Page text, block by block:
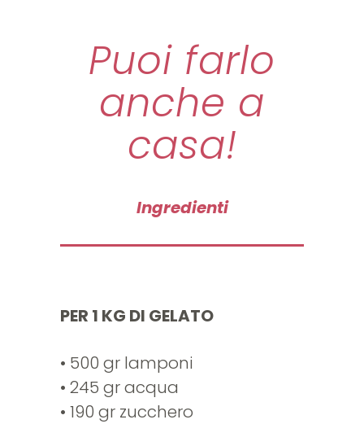
Puoi farlo
anche a
casa!
Ingredienti
PER 1 KG DI GELATO
• 500 gr lamponi
• 245 gr acqua
• 190 gr zucchero